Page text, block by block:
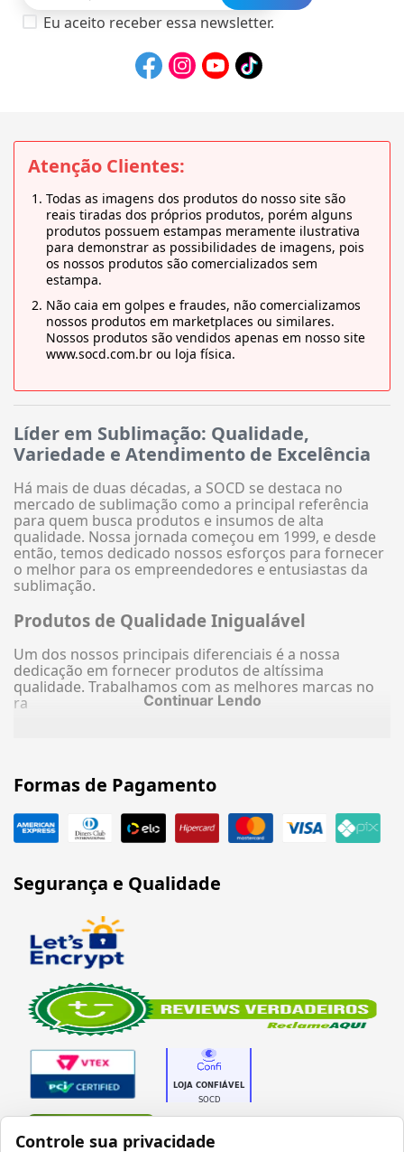
Controle sua privacidade
Eu aceito receber essa newsletter.
Atenção Clientes:
Todas as imagens dos produtos do nosso site são
reais tiradas dos próprios produtos, porém alguns
produtos possuem estampas meramente ilustrativa
para demonstrar as possibilidades de imagens, pois
os nossos produtos são comercializados sem
estampa.
Não caia em golpes e fraudes, não comercializamos
nossos produtos em marketplaces ou similares.
Nossos produtos são vendidos apenas em nosso site
www.socd.com.br ou loja física.
Líder em Sublimação: Qualidade,
Variedade e Atendimento de Excelência
Há mais de duas décadas, a SOCD se destaca no
mercado de sublimação como a principal referência
para quem busca produtos e insumos de alta
qualidade. Nossa jornada começou em 1999, e desde
então, temos dedicado nossos esforços para fornecer
o melhor para os empreendedores e entusiastas da
sublimação.
Produtos de Qualidade Inigualável
Um dos nossos principais diferenciais é a nossa
dedicação em fornecer produtos de altíssima
qualidade. Trabalhamos com as melhores marcas no
ra
Continuar Lendo
Formas de Pagamento
Segurança e Qualidade